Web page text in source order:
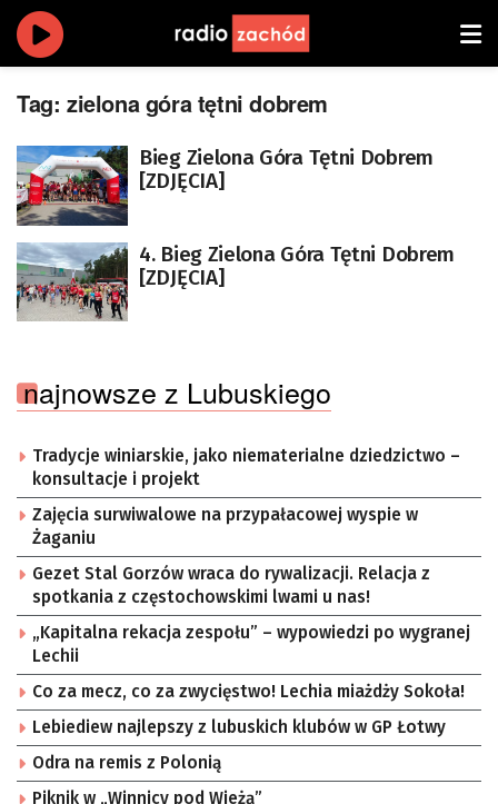
Tag: zielona góra tętni dobrem
Bieg Zielona Góra Tętni Dobrem
[ZDJĘCIA]
4. Bieg Zielona Góra Tętni Dobrem
[ZDJĘCIA]
najnowsze z Lubuskiego
Tradycje winiarskie, jako niematerialne dziedzictwo –
konsultacje i projekt
Zajęcia surwiwalowe na przypałacowej wyspie w
Żaganiu
Gezet Stal Gorzów wraca do rywalizacji. Relacja z
spotkania z częstochowskimi lwami u nas!
„Kapitalna rekacja zespołu” – wypowiedzi po wygranej
Lechii
Co za mecz, co za zwycięstwo! Lechia miażdży Sokoła!
Lebiediew najlepszy z lubuskich klubów w GP Łotwy
Odra na remis z Polonią
Piknik w „Winnicy pod Wieżą”